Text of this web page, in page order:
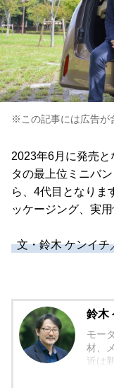
※この記事には広告が
2023年6月に発売
タの最上位ミニバ
ら、4代目となりま
ッケージング、実
文・鈴木 ケンイチ
鈴木
モー
材、
近は
外モ